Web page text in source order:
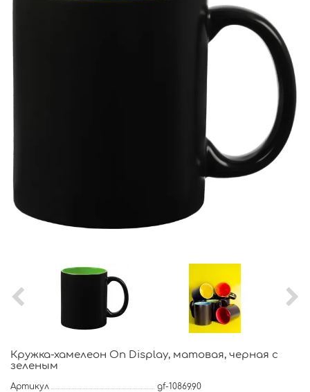
Кружка-хамелеон On Display, матовая, черная с
зеленым
Артикул
gf-10869.90